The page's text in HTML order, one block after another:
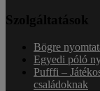
Szolgáltatások
Bögre
Egyedi póló
Pufffi –
családoknak